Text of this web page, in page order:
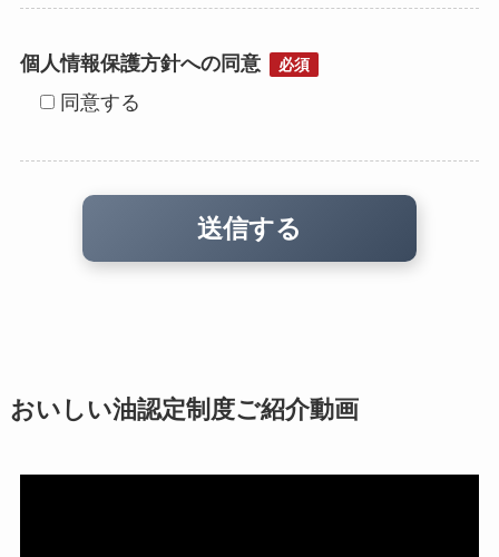
個人情報保護方針への同意 必須
同意する
おいしい油認定制度ご紹介動画